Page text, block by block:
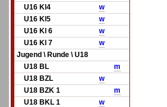
U16 Kl4
w
U16 Kl5
w
U16 Kl 6
w
U16 Kl 7
w
Jugend \ Runde \ U18
U18 BL
m
U18 BZL
w
U18 BZK 1
m
U18 BKL 1
w